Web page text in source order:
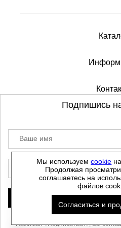
©2012-2026 -
Данный сайт не является
не является
Политика обработки
Автоматизировано -
Мы используемcookie
Продолжая
соглашаетесь на
файлов
Согласиться и
Подпишись
Ваше имя
Нажимая «Подписаться», Вы